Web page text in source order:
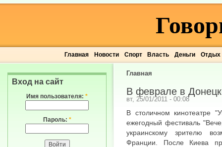
Главная Новости Спорт Власть Деньги Отдых
Главная
В феврале в
вт, 25/01/2011 - 00:08
В столичном кинотеатре
ежегодный фестиваль
украинскому зрителю
Франции. После Киева
Вход на сайт
Имя пользователя: *
Пароль: *